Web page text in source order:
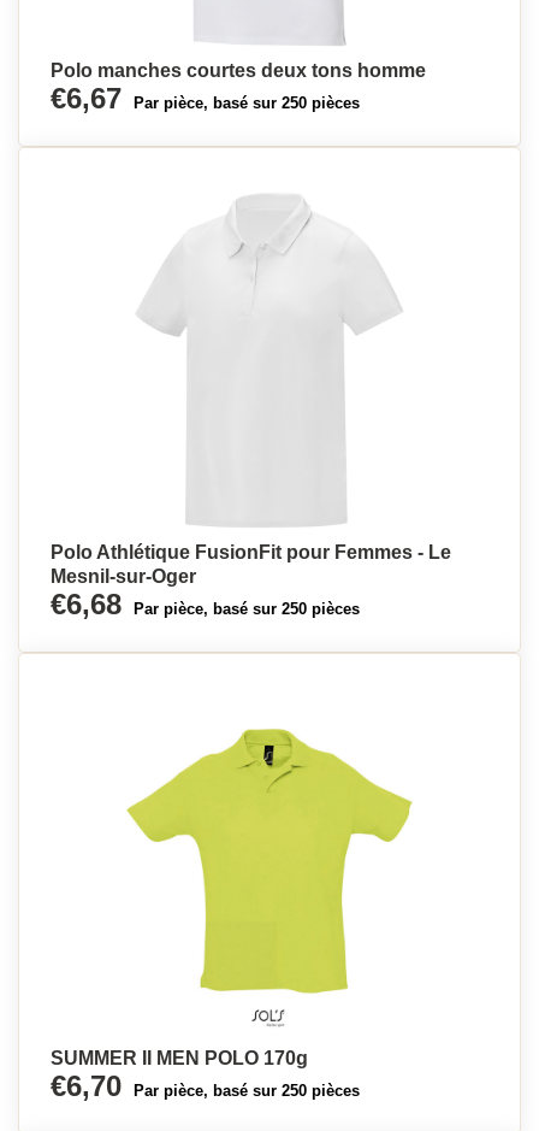
Polo manches courtes deux tons homme
€6,67 Par pièce, basé sur 250 pièces
Polo Athlétique FusionFit pour Femmes - Le
Mesnil-sur-Oger
€6,68 Par pièce, basé sur 250 pièces
SUMMER II MEN POLO 170g
€6,70 Par pièce, basé sur 250 pièces